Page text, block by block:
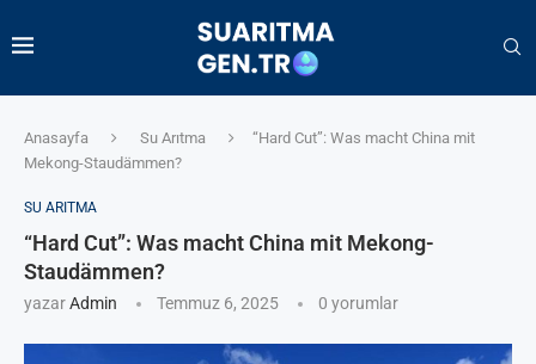
Anasayfa Su Arıtma
“Hard Cut”: Was macht China mit
Mekong-Staudämmen?
SU ARITMA
“Hard Cut”: Was macht China mit Mekong-
Staudämmen?
yazarAdmin Temmuz 6, 2025 0 yorumlar